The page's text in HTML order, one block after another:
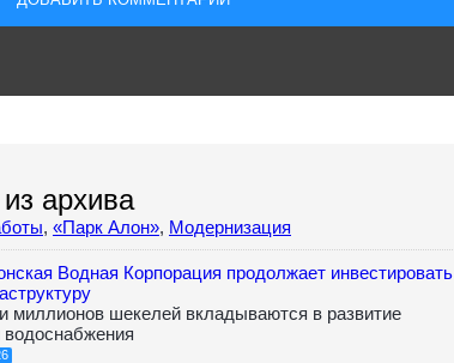
архива
, «Парк Алон», Модернизация
Водная Корпорация продолжает инвестировать
миллионов шекелей вкладываются в развитие
водоснабжения